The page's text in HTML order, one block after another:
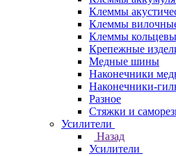
Клеммы
Клеммы
Клеммы
Крепежные
Медные шины
Наконечники
Наконечники-
Разное
Стяжки и
Усилители
Назад
Усилители